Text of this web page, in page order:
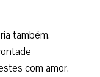
também.
com amor.